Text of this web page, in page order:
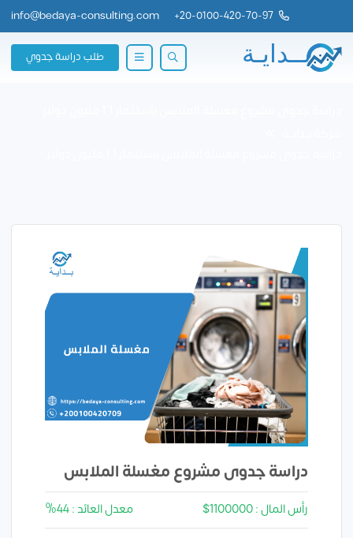
20-0100-420-70-97
+
info@bedaya-consulting.com
طلب دراسة جدوي
دراسة جدوى مشروع مغسلة الملابس
رأس المال : 1100000$ معدل العائد : 44%